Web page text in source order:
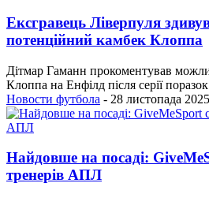
Ексгравець Ліверпуля
потенційний камбек Клоппа
Дітмар Гаманн прокоментував
Клоппа на Енфілд після серії
Новости футбола - 28 листопада
Найдовше на посаді:
тренерів АПЛ